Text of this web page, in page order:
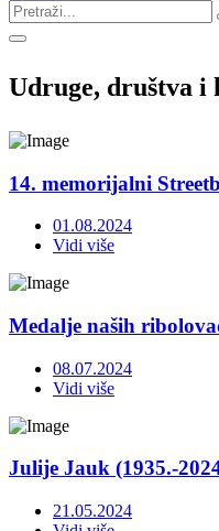
Udruge, društva i
14. memorijalni
01.08.2024
Vidi više
Medalje naših
08.07.2024
Vidi više
Julije Jauk (1935.-
21.05.2024